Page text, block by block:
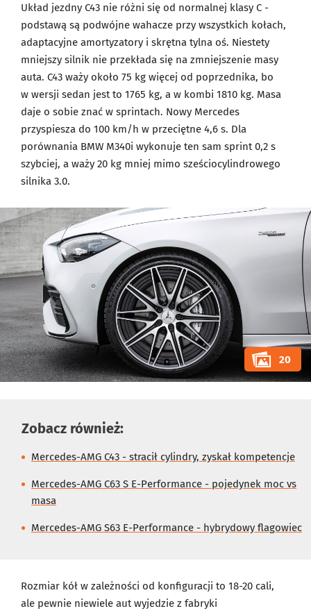
Układ jezdny C43 nie różni się od normalnej klasy C -
podstawą są podwójne wahacze przy wszystkich kołach,
adaptacyjne amortyzatory i skrętna tylna oś. Niestety
mniejszy silnik nie przekłada się na zmniejszenie masy
auta. C43 waży około 75 kg więcej od poprzednika, bo
w wersji sedan jest to 1765 kg, a w kombi 1810 kg. Masa
daje o sobie znać w sprintach. Nowy Mercedes
przyspiesza do 100 km/h w przeciętne 4,6 s. Dla
porównania BMW M340i wykonuje ten sam sprint 0,2 s
szybciej, a waży 20 kg mniej mimo sześciocylindrowego
silnika 3.0.
20
Zobacz również:
Mercedes-AMG C43 - stracił cylindry, zyskał kompetencje
Mercedes-AMG C63 S E-Performance - pojedynek moc vs
masa
Mercedes-AMG S63 E-Performance - hybrydowy flagowiec
Rozmiar kół w zależności od konfiguracji to 18-20 cali,
ale pewnie niewiele aut wyjedzie z fabryki